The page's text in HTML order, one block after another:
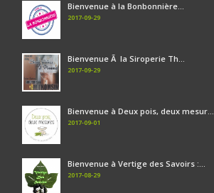
Bienvenue à la Bonbonnière...
2017-09-29
Bienvenue Ã la Siroperie Th...
2017-09-29
Bienvenue à Deux pois, deux mesur...
2017-09-01
Bienvenue à Vertige des Savoirs :...
2017-08-29